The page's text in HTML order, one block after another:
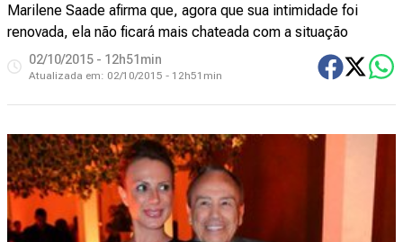
Marilene Saade afirma que, agora que sua intimidade foi
renovada, ela não ficará mais chateada com a situação
02/10/2015 - 12h51min
Atualizada em: 02/10/2015 - 12h51min